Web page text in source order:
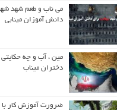
می ناب و طعم شهد
دانش آموزان مینابی
مین ، آب و چه
دختران میناب
ضرورت آموزش کار با